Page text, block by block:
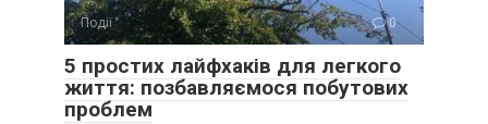
Події 0
5 простих лайфхаків для легкого
життя: позбавляємося побутових
проблем